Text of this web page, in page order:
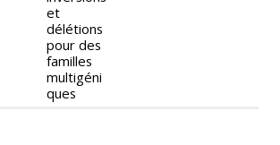
et
délétions
pour des
familles
multigéni
ques